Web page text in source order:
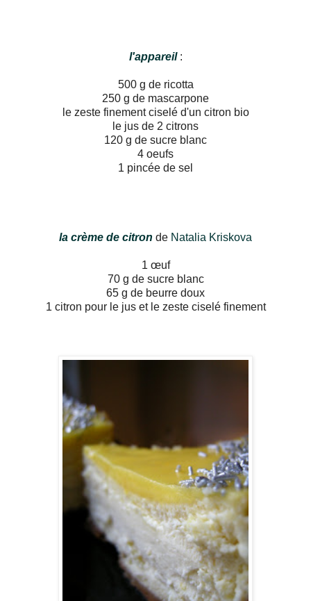
l'appareil:
500 g de ricotta
250 g de mascarpone
le zeste finement ciselé d'un citron bio
le jus de 2 citrons
120 g de sucre blanc
4 oeufs
1 pincée de sel
la crème de citron de Natalia Kriskova
1 œuf
70 g de sucre blanc
65 g de beurre doux
1 citron pour le jus et le zeste ciselé finement